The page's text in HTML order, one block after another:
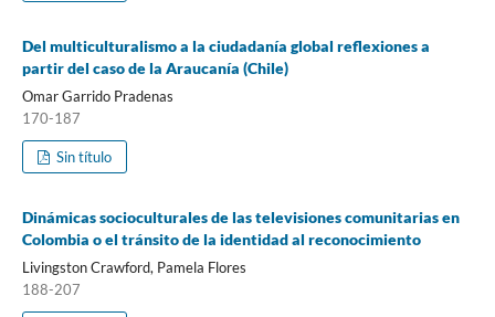
Del multiculturalismo a la ciudadanía global reflexiones a
partir del caso de la Araucanía (Chile)
Omar Garrido Pradenas
170-187
Sin título
Dinámicas socioculturales de las televisiones comunitarias en
Colombia o el tránsito de la identidad al reconocimiento
Livingston Crawford, Pamela Flores
188-207